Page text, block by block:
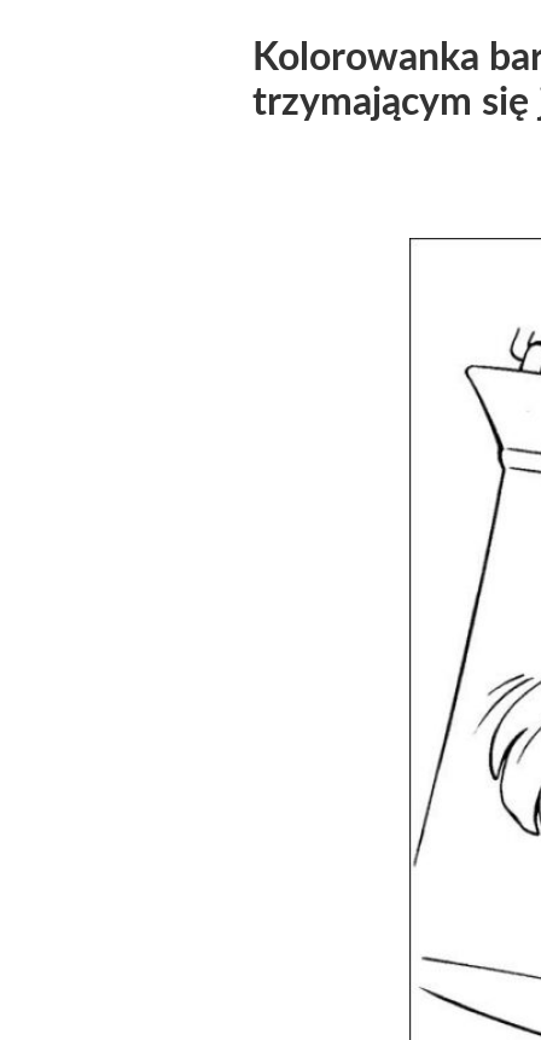
Kolorowanka
trzymającym